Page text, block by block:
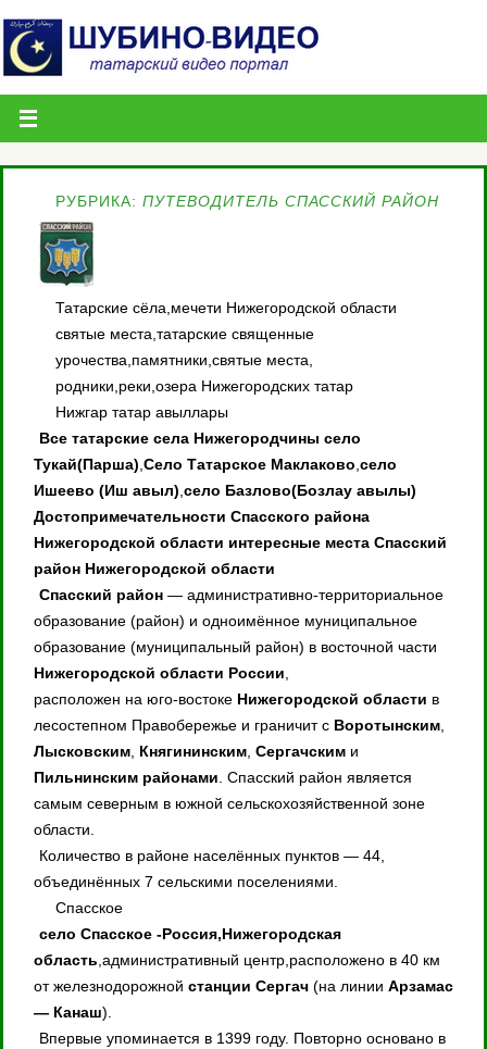
РУБРИКА: ПУТЕВОДИТЕЛЬ СПАССКИЙ РАЙОН
Татарские сёла,мечети Нижегородской области
святые места,татарские священные
урочества,памятники,святые места,
родники,реки,озера Нижегородских татар
Нижгар татар авыллары
Все татарские села Нижегородчины село
Тукай(Парша) Село Татарское Маклаково село
Ишеево (Иш авыл) село Базлово(Бозлау авылы)
Достопримечательности Спасского района
Нижегородской области интересные места Спасский
район Нижегородской области
Спасский район — административно-территориальное
образование (район) и одноимённое муниципальное
образование (муниципальный район) в восточной части
Нижегородской области России
расположен на юго-востоке Нижегородской области в
лесостепном Правобережье и граничит с Воротынским
Лысковским Княгининским Сергачским и
Пильнинским районами . Спасский район является
самым северным в южной сельскохозяйственной зоне
области.
Количество в районе населённых пунктов — 44,
объединённых 7 сельскими поселениями.
Спасское
село Спасское -Россия,Нижегородская
область ,административный центр,расположено в 40 км
от железнодорожной станции Сергач (на линии Арзамас
— Канаш).
Впервые упоминается в 1399 году. Повторно основано в